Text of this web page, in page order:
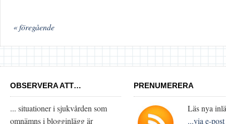
« föregående
OBSERVERA ATT…
... situationer i sjukvården som
omnämns i blogginlägg är
PRENUMERERA
Läs nya
...via e-post